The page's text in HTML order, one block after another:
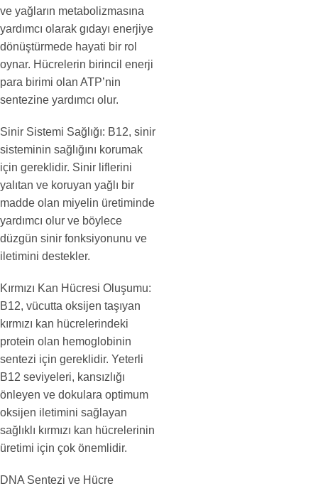
ve yağların metabolizmasına
yardımcı olarak gıdayı enerjiye
dönüştürmede hayati bir rol
oynar. Hücrelerin birincil enerji
para birimi olan ATP’nin
sentezine yardımcı olur.
Sinir Sistemi Sağlığı: B12, sinir
sisteminin sağlığını korumak
için gereklidir. Sinir liflerini
yalıtan ve koruyan yağlı bir
madde olan miyelin üretiminde
yardımcı olur ve böylece
düzgün sinir fonksiyonunu ve
iletimini destekler.
Kırmızı Kan Hücresi Oluşumu:
B12, vücutta oksijen taşıyan
kırmızı kan hücrelerindeki
protein olan hemoglobinin
sentezi için gereklidir. Yeterli
B12 seviyeleri, kansızlığı
önleyen ve dokulara optimum
oksijen iletimini sağlayan
sağlıklı kırmızı kan hücrelerinin
üretimi için çok önemlidir.
DNA Sentezi ve Hücre